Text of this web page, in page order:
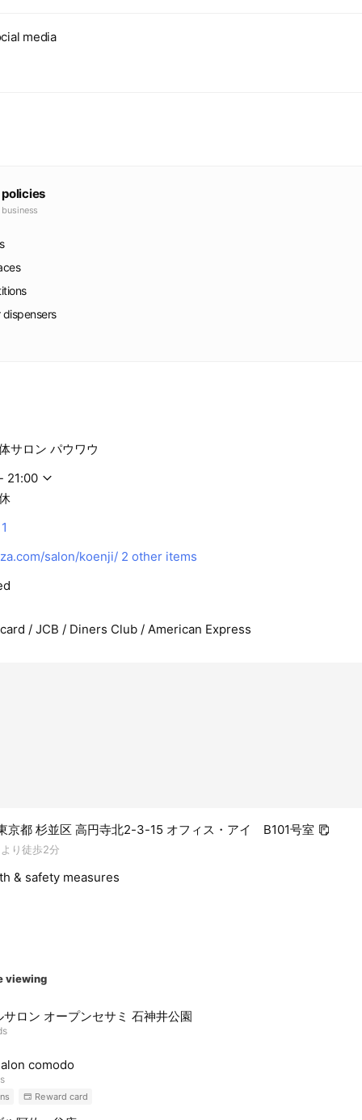
media
dispensers
サロン パウワウ
21:00
salon/koenji/ 2 other items
/ JCB / Diners Club / American Express
京都 杉並区 高円寺北2-3-15 オフィス・アイ B101号室
り徒歩2分
& safety measures
viewing
サロン オープンセサミ 石神井公園
comodo
Reward card